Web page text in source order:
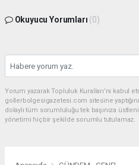
Okuyucu Yorumları (0)
Yorum yazarak Topluluk Kuralları’nı kabul
gollerbolgesigazetesi.com sitesine
dolaylı tüm sorumluluğu tek başınıza
yönetimi hiçbir şekilde sorumlu tutulamaz.